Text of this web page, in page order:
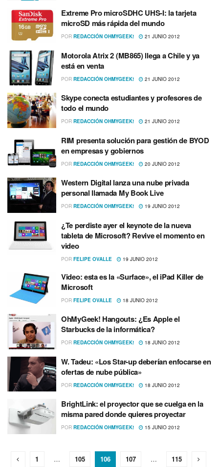
Extreme Pro microSDHC UHS-I: la tarjeta
microSD más rápida del mundo
POR REDACCIÓN OHMYGEEK! 21 JUNIO 2012
Motorola Atrix 2 (MB865) llega a Chile y ya
está en venta
POR REDACCIÓN OHMYGEEK! 21 JUNIO 2012
Skype conecta estudiantes y profesores de
todo el mundo
POR REDACCIÓN OHMYGEEK! 21 JUNIO 2012
RIM presenta solución para gestión de BYOD
en empresas y gobiernos
POR REDACCIÓN OHMYGEEK! 20 JUNIO 2012
Western Digital lanza una nube privada
personal llamada My Book Live
POR REDACCIÓN OHMYGEEK! 19 JUNIO 2012
¿Te perdiste ayer el keynote de la nueva
tableta de Microsoft? Revive el momento en
video
POR FELIPE OVALLE 19 JUNIO 2012
Video: esta es la «Surface», el iPad Killer de
Microsoft
POR FELIPE OVALLE 18 JUNIO 2012
OhMyGeek! Hangouts: ¿Es Apple el
Starbucks de la informática?
POR REDACCIÓN OHMYGEEK! 18 JUNIO 2012
W. Tadeu: «Los Star-up deberí­an enfocarse en
ofertas de nube pública»
POR REDACCIÓN OHMYGEEK! 18 JUNIO 2012
BrightLink: el proyector que se cuelga en la
misma pared donde quieres proyectar
POR REDACCIÓN OHMYGEEK! 15 JUNIO 2012
1 … 105 106 107 … 115